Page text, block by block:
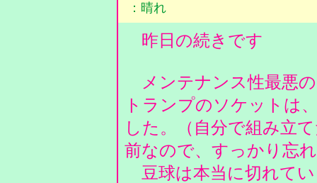
：晴れ
昨日の続きです
メンテナンス性最悪
トランプのソケットは
した。（自分で組み立
前なので、すっかり忘
豆球は本当に切れて